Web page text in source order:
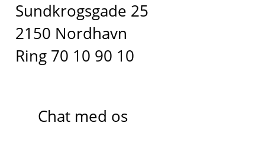
Sundkrogsgade 25
2150 Nordhavn
Ring 70 10 90 10
Chat med os